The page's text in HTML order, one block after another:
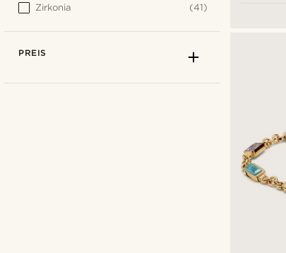
Zirkonia
(41)
PREIS